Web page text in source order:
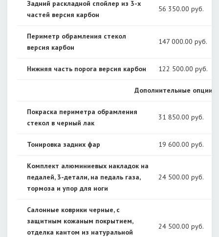
Задний раскладной спойлер из 3-х
частей версия карбон
56 350.00 руб.
Периметр обрамления стекол
версия карбон
147 000.00 руб.
Нижняя часть порога версия карбон 122 500.00 руб.
Дополнительные опции
Покраска периметра обрамления
стекол в черный лак
31 850.00 руб.
Тонировка задних фар 19 600.00 руб.
Комплект алюминиевых накладок на
педалей, 3-детали, на педаль газа,
тормоза и упор для ноги
24 500.00 руб.
Салонные коврики черные, с
защитным кожаным покрытием,
отделка кантом из натуральной
24 500.00 руб.